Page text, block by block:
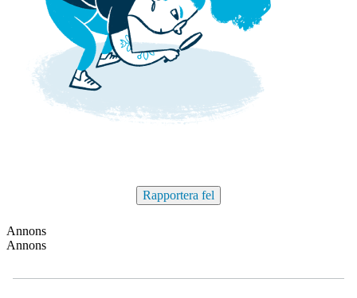
Rapportera fel
Annons
Annons